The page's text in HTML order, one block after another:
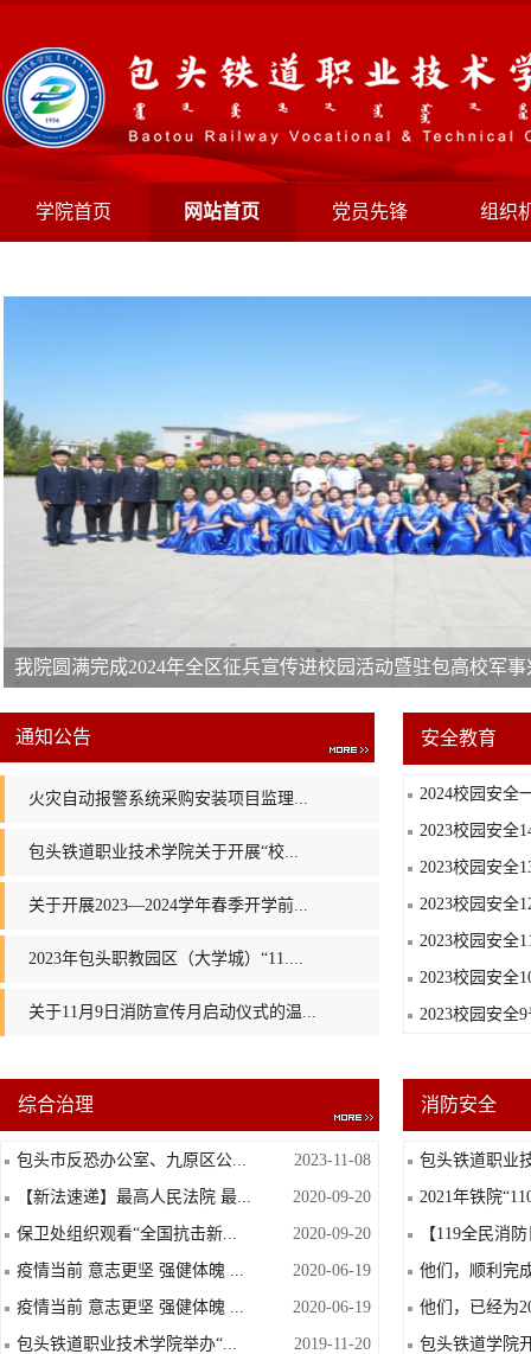
学院首页 网站首页 党员先锋 组织
我院圆满完成2024年全区征兵宣传进校园活动暨驻包高校军
通知公告
火灾自动报警系统采购安装项目监理...
包头铁道职业技术学院关于开展“校...
关于开展2023—2024学年春季开学前...
2023年包头职教园区（大学城）“11....
关于11月9日消防宣传月启动仪式的温...
安全教育
2024校园安全
2023校园安全
2023校园安全
2023校园安全
2023校园安全
2023校园安全
2023校园安全
综合治理
包头市反恐办公室、九原区公... 2023-11-08
【新法速递】最高人民法院 最... 2020-09-20
保卫处组织观看“全国抗击新... 2020-09-20
疫情当前 意志更坚 强健体魄 ... 2020-06-19
疫情当前 意志更坚 强健体魄 ... 2020-06-19
包头铁道职业技术学院举办“... 2019-11-20
消防安全
包头铁道职业
2021年铁院
【119全民消
他们，顺利完
他们，已经为
包头铁道学院